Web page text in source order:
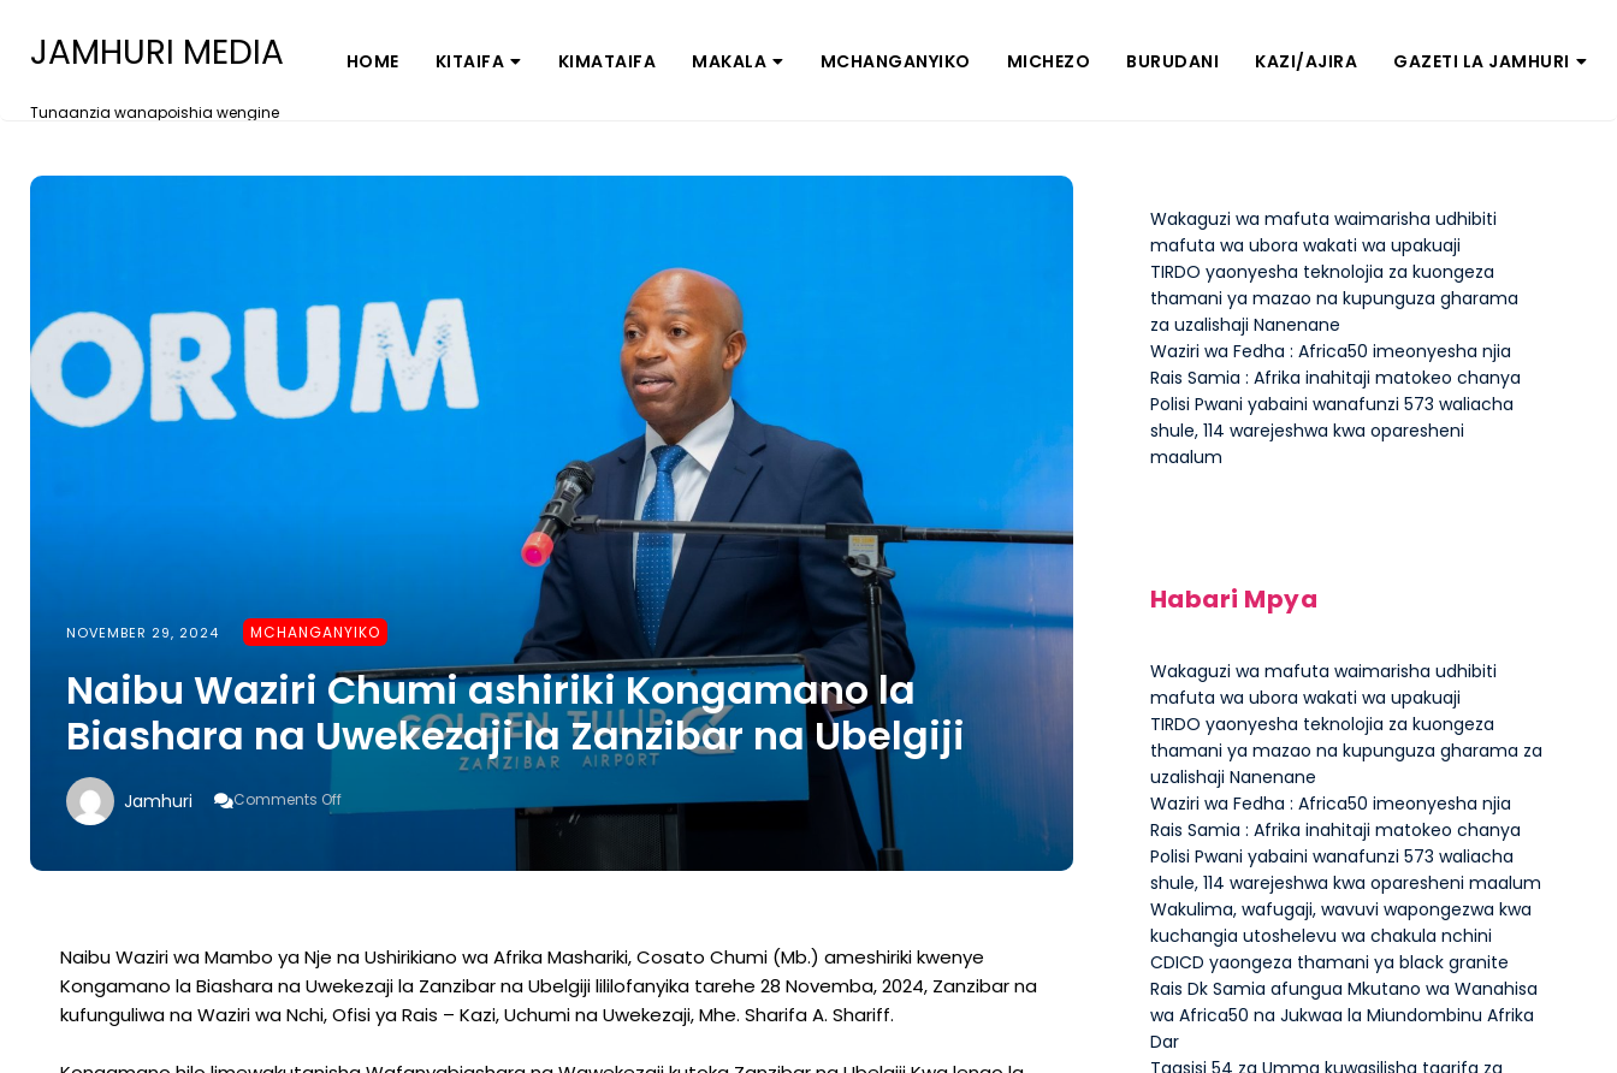
JAMHURI MEDIA
Tunaanzia wanapoishia wengine
HOME KITAIFA KIMATAIFA MAKALA MCHANGANYIKO MICHEZO BURUDANI KAZI/AJIRA GAZETI LA JAMHURI
NOVEMBER 29, 2024 MCHANGANYIKO
Naibu Waziri Chumi ashiriki Kongamano la
Biashara na Uwekezaji la Zanzibar na Ubelgiji
Jamhuri Comments Off
Naibu
Biashara
Na
Uwekezaji
La
Na
Naibu Waziri wa Mambo ya Nje na Ushirikiano wa Afrika Mashariki, Cosato Chumi (Mb.) ameshiriki kwenye
Kongamano la Biashara na Uwekezaji la Zanzibar na Ubelgiji lililofanyika tarehe 28 Novemba, 2024, Zanzibar na
kufunguliwa na Waziri wa Nchi, Ofisi ya Rais – Kazi, Uchumi na Uwekezaji, Mhe. Sharifa A. Shariff.
Wakaguzi wa mafuta waimarisha udhibiti
mafuta wa ubora wakati wa upakuaji
TIRDO yaonyesha teknolojia za kuongeza
thamani ya mazao na kupunguza gharama
za uzalishaji Nanenane
Waziri wa Fedha : Africa50 imeonyesha njia
Rais Samia : Afrika inahitaji matokeo chanya
Polisi Pwani yabaini wanafunzi 573 waliacha
shule, 114 warejeshwa kwa oparesheni
maalum
Habari Mpya
Wakaguzi wa mafuta waimarisha udhibiti
mafuta wa ubora wakati wa upakuaji
TIRDO yaonyesha teknolojia za kuongeza
thamani ya mazao na kupunguza gharama za
uzalishaji Nanenane
Waziri wa Fedha : Africa50 imeonyesha njia
Rais Samia : Afrika inahitaji matokeo chanya
Polisi Pwani yabaini wanafunzi 573 waliacha
shule, 114 warejeshwa kwa oparesheni maalum
Wakulima, wafugaji, wavuvi wapongezwa kwa
kuchangia utoshelevu wa chakula nchini
CDICD yaongeza thamani ya black granite
Rais Dk Samia afungua Mkutano wa Wanahisa
wa Africa50 na Jukwaa la Miundombinu Afrika
Dar
Taasisi 54 za Umma kuwasilisha taarifa za